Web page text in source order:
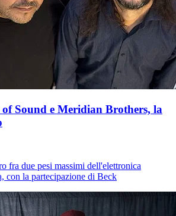
Sound e Meridian Brothers, la
fra due pesi massimi dell'elettronica
con la partecipazione di Beck